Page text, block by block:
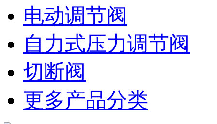
电动调节阀
自力式压力调节阀
切断阀
更多产品分类